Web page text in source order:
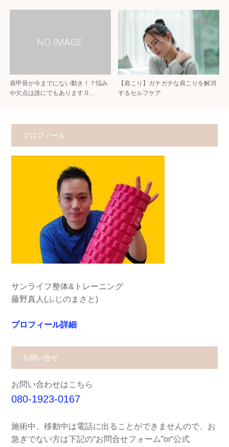
肩甲骨が今までにない動き！？悩み
や欠点は誰にでもあります 0…
【肩こり】ガチガチな肩こりを解消
するセルフケア
プロフィール
サンライフ整体&トレーニング
藤野真人(ふじのまさと)
プロフィール詳細
お問い合せ
お問い合わせはこちら
080-1923-0167
施術中、移動中は電話に出ることができませんので、お
急ぎでない方は下記の“お問合せフォーム”or“公式